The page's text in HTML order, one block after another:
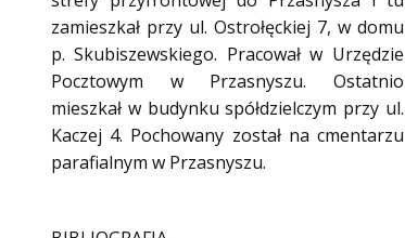
zamieszkał przy ul. Ostrołęckiej 7, w domu
p. Skubiszewskiego. Pracował w Urzędzie
Pocztowym w Przasnyszu. Ostatnio
mieszkał w budynku spółdzielczym przy ul.
Kaczej 4. Pochowany został na cmentarzu
parafialnym w Przasnyszu.